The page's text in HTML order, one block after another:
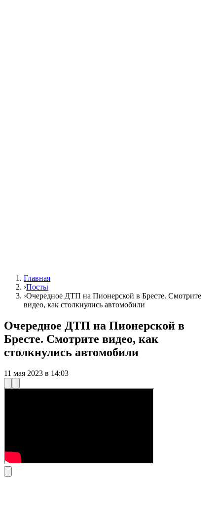
Главная
›Посты
›Очередное ДТП на Пионерской в Бресте. Смотрите
видео, как столкнулись автомобили
Очередное ДТП на Пионерской в
Бресте. Смотрите видео, как
столкнулись автомобили
11 мая 2023 в 14:03